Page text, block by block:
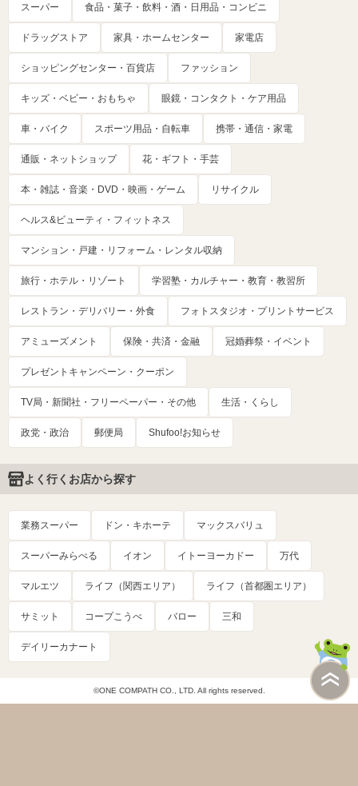
スーパー 食品・菓子・飲料・酒・日用品・コンビニ
ドラッグストア 家具・ホームセンター 家電店
ショッピングセンター・百貨店 ファッション
キッズ・ベビー・おもちゃ 眼鏡・コンタクト・ケア用品
車・バイク スポーツ用品・自転車 携帯・通信・家電
通販・ネットショップ 花・ギフト・手芸
本・雑誌・音楽・DVD・映画・ゲーム リサイクル
ヘルス&ビューティ・フィットネス
マンション・戸建・リフォーム・レンタル収納
旅行・ホテル・リゾート 学習塾・カルチャー・教育・教習所
レストラン・デリバリー・外食 フォトスタジオ・プリントサービス
アミューズメント 保険・共済・金融 冠婚葬祭・イベント
プレゼントキャンペーン・クーポン
TV局・新聞社・フリーペーパー・その他 生活・くらし
政党・政治 郵便局 Shufoo!お知らせ
よく行くお店から探す
業務スーパー ドン・キホーテ マックスバリュ
スーパーみらべる イオン イトーヨーカドー 万代
マルエツ ライフ（関西エリア） ライフ（首都圏エリア）
サミット コープこうべ バロー 三和
デイリーカナート
©ONE COMPATH CO., LTD. All rights reserved.